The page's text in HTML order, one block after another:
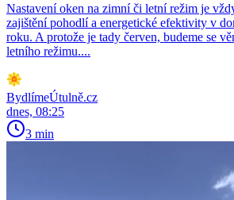
Nastavení oken na zimní či letní režim je
zajištění pohodlí a energetické efektivity v
roku. A protože je tady červen, budeme se
letního režimu....
BydlímeÚtulně.cz
dnes, 08:25
3 min